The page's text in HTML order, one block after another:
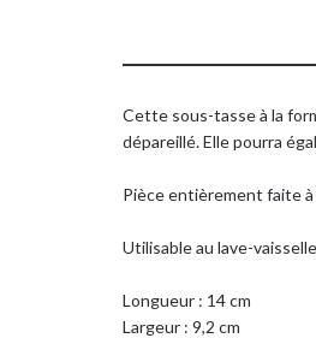
Cette sous-tasse à la
dépareillé. Elle pourra
Pièce entièrement faite
Utilisable au lave-
Longueur : 14 cm
Largeur : 9,2 cm